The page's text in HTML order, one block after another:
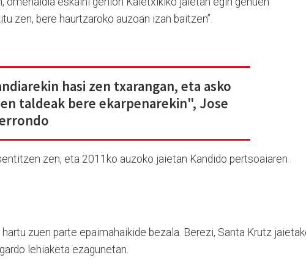
zen, bere haurtzaroko auzoan izan baitzen”.
hasi zen txarangan, eta asko
taldeak bere ekarpenarekin", Jose
zen, eta 2011ko auzoko jaietan Kandido pertsoaiaren
zuen parte epaimahaikide bezala. Berezi, Santa Krutz
lehiaketa ezagunetan.